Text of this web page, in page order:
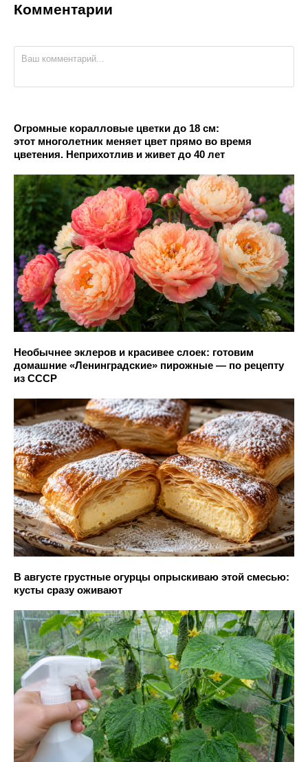
Комментарии
Огромные коралловые цветки до 18 см:
этот многолетник меняет цвет прямо во время
цветения. Неприхотлив и живет до 40 лет
Необычнее эклеров и красивее слоек: готовим
домашние «Ленинградские» пирожные — по рецепту
из СССР
В августе грустные огурцы опрыскиваю этой смесью:
кусты сразу оживают